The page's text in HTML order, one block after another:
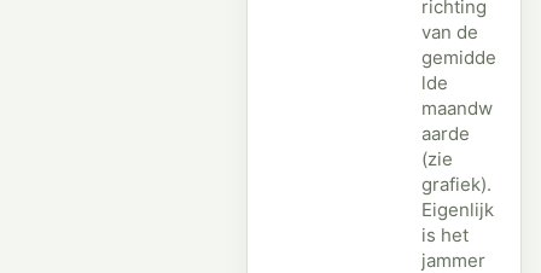
richting
van de
gemidde
lde
maandw
aarde
(zie
grafiek).
Eigenlijk
is het
jammer